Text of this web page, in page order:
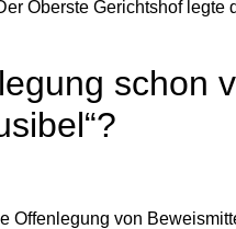
Oberste Gerichtshof legte
schon
Offenlegung von